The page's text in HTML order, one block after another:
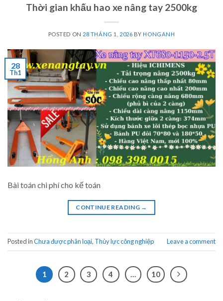
Thời gian khấu hao xe nâng tay 2500kg
POSTED ON 28 THÁNG 1, 2026 BYHONGANH
28
Th1
Bài toán chi phí cho kế toán
CONTINUE READING →
Posted inChưa được phân loại, Thủy lực công nghiệp Leave a comment
1 2 3 4 … 10